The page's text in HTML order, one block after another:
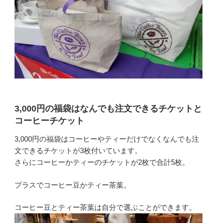
3,000円の福袋はなんでも注文できるチケットと
コーヒーチケット
3,000円の福袋はコーヒーやティーだけでなくなんでも注
文できるチケットが3枚付いています。
さらにコーヒーかティーのチケットが2枚で合計5枚。
プラスでコーヒー豆かティー茶葉。
コーヒー豆とティー茶葉は自分で選ぶことができます。